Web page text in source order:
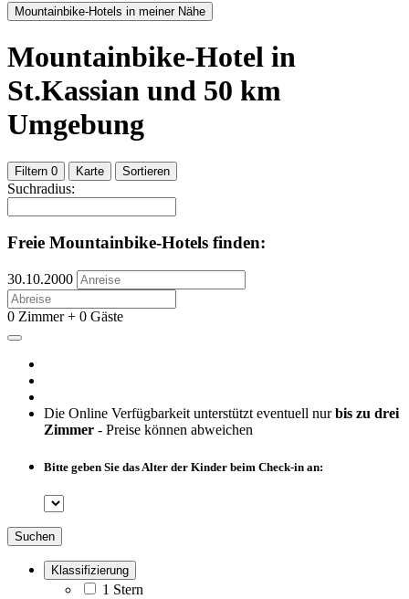
Mountainbike-Hotels in meiner Nähe
Mountainbike-Hotel in
St.Kassian und 50 km
Umgebung
Filtern 0 Karte Sortieren
Suchradius:
Freie Mountainbike-Hotels finden:
30.10.2000
0 Zimmer + 0 Gäste
Die Online Verfügbarkeit unterstützt eventuell nurbis zu drei
Zimmer - Preise können abweichen
Bitte geben Sie das Alter der Kinder beim Check-in an:
Suchen
Klassifizierung
1 Stern